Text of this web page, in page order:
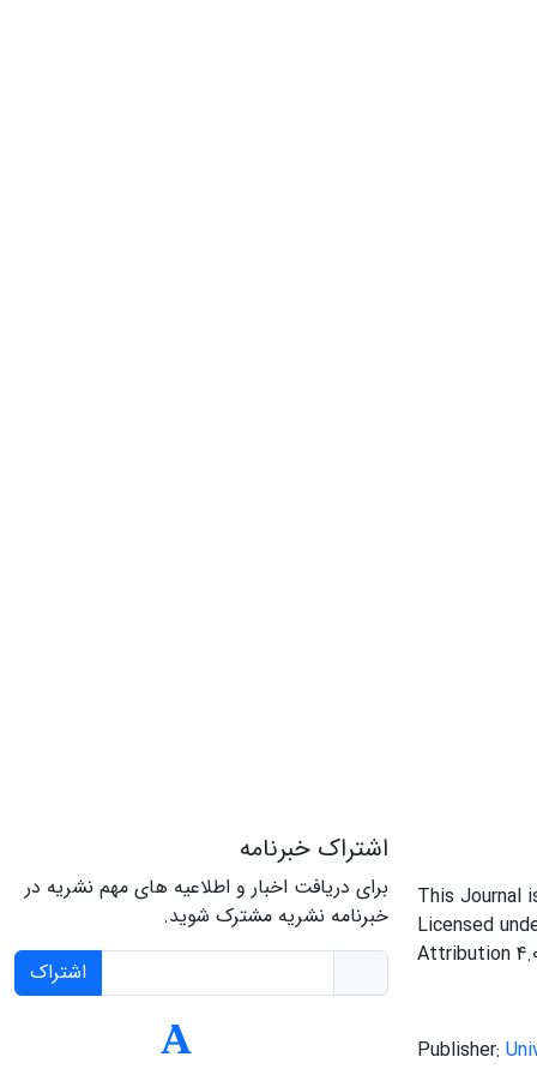
This Journal
Licensed
Attribution
Publisher:
اشتراک خبرنامه
برای دریافت اخبار و اطلاعیه های مهم نشریه در
خبرنامه نشریه مشترک شوید.
اشتراک